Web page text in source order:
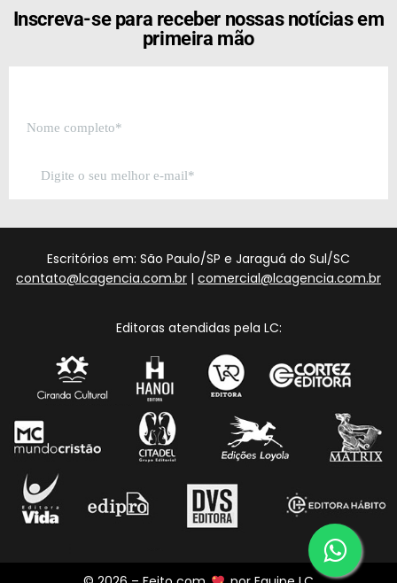
Inscreva-se para receber nossas notícias em
primeira mão
Escritórios em: São Paulo/SP e Jaraguá do Sul/SC
contato@lcagencia.com.br | comercial@lcagencia.com.br
Editoras atendidas pela LC: